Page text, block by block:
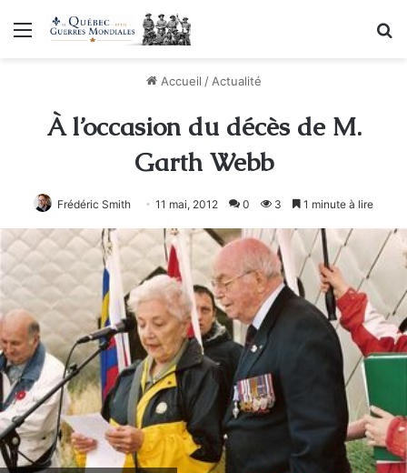
Menu
Accueil / Actualité
À l’occasion du décès de M.
Garth Webb
Frédéric Smith 11 mai, 2012 0 3 1 minute à lire